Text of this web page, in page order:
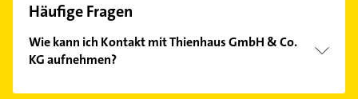
Häufige Fragen
Wie kann ich Kontakt mit Thienhaus GmbH & Co.
KG aufnehmen?